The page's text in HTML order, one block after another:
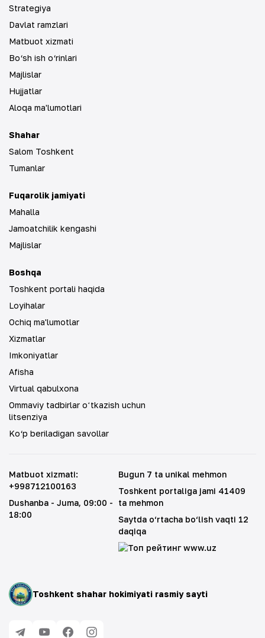
Strategiya
Davlat ramzlari
Matbuot xizmati
Bo‘sh ish o‘rinlari
Majlislar
Hujjatlar
Aloqa ma'lumotlari
Shahar
Salom Toshkent
Tumanlar
Fuqarolik jamiyati
Mahalla
Jamoatchilik kengashi
Majlislar
Boshqa
Toshkent portali haqida
Loyihalar
Ochiq ma'lumotlar
Xizmatlar
Imkoniyatlar
Afisha
Virtual qabulxona
Ommaviy tadbirlar oʻtkazish uchun
litsenziya
Ko‘p beriladigan savollar
Toshkent shahar hokimiyati rasmiy sayti
Matbuot xizmati:
+998712100163
Dushanba - Juma, 09:00 -
18:00
Bugun 7 ta unikal mehmon
Toshkent portaliga jami 41409
ta mehmon
Saytda o‘rtacha bo‘lish vaqti 12
daqiqa